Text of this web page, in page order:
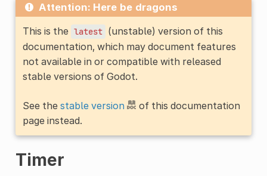
Attention: Here be dragons
This is the latest (unstable) version of this
documentation, which may document features
not available in or compatible with released
stable versions of Godot.
See the stable version
of this documentation
page instead.
Timer